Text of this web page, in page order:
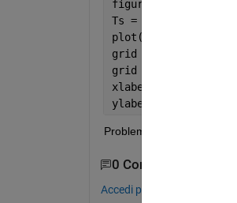
figure
Ts = timeseries(Ta);
plot(Ts,
grid
grid
xlabel(
ylabel(
Problem, cannot manage
0 Commenti
Accedi per commentare.